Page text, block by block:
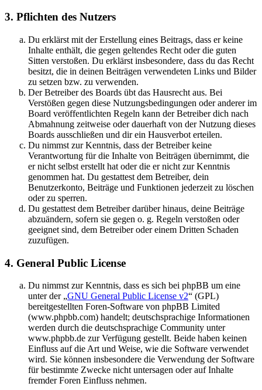
3. Pflichten des Nutzers
Du erklärst mit der Erstellung eines Beitrags, dass er keine
Inhalte enthält, die gegen geltendes Recht oder die guten
Sitten verstoßen. Du erklärst insbesondere, dass du das Recht
besitzt, die in deinen Beiträgen verwendeten Links und Bilder
zu setzen bzw. zu verwenden.
Der Betreiber des Boards übt das Hausrecht aus. Bei
Verstößen gegen diese Nutzungsbedingungen oder anderer im
Board veröffentlichten Regeln kann der Betreiber dich nach
Abmahnung zeitweise oder dauerhaft von der Nutzung dieses
Boards ausschließen und dir ein Hausverbot erteilen.
Du nimmst zur Kenntnis, dass der Betreiber keine
Verantwortung für die Inhalte von Beiträgen übernimmt, die
er nicht selbst erstellt hat oder die er nicht zur Kenntnis
genommen hat. Du gestattest dem Betreiber, dein
Benutzerkonto, Beiträge und Funktionen jederzeit zu löschen
oder zu sperren.
Du gestattest dem Betreiber darüber hinaus, deine Beiträge
abzuändern, sofern sie gegen o. g. Regeln verstoßen oder
geeignet sind, dem Betreiber oder einem Dritten Schaden
zuzufügen.
4. General Public License
Du nimmst zur Kenntnis, dass es sich bei phpBB um eine
unter der „GNU General Public License v2“ (GPL)
bereitgestellten Foren-Software von phpBB Limited
(www.phpbb.com) handelt; deutschsprachige Informationen
werden durch die deutschsprachige Community unter
www.phpbb.de zur Verfügung gestellt. Beide haben keinen
Einfluss auf die Art und Weise, wie die Software verwendet
wird. Sie können insbesondere die Verwendung der Software
für bestimmte Zwecke nicht untersagen oder auf Inhalte
fremder Foren Einfluss nehmen.